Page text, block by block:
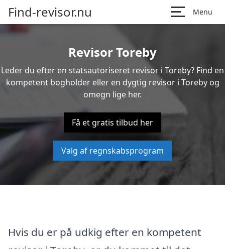
Find-revisor.nu Menu
Revisor Toreby
Leder du efter en statsautoriseret revisor i Toreby? Find en
kompetent bogholder eller en dygtig revisor i Toreby og
omegn lige her.
Få et gratis tilbud her
Valg af regnskabsprogram
Hvis du er på udkig efter en kompetent